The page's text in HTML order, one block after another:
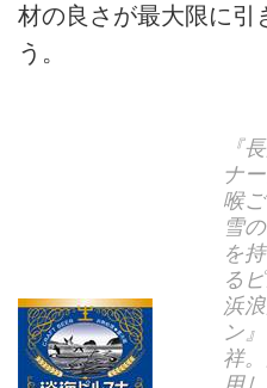
材の良さが最大限に引
う。
『
ナー
喉
雪
を
る
浜
ン
祥